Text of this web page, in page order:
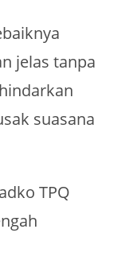
jelas tanpa
suasana
TPQ